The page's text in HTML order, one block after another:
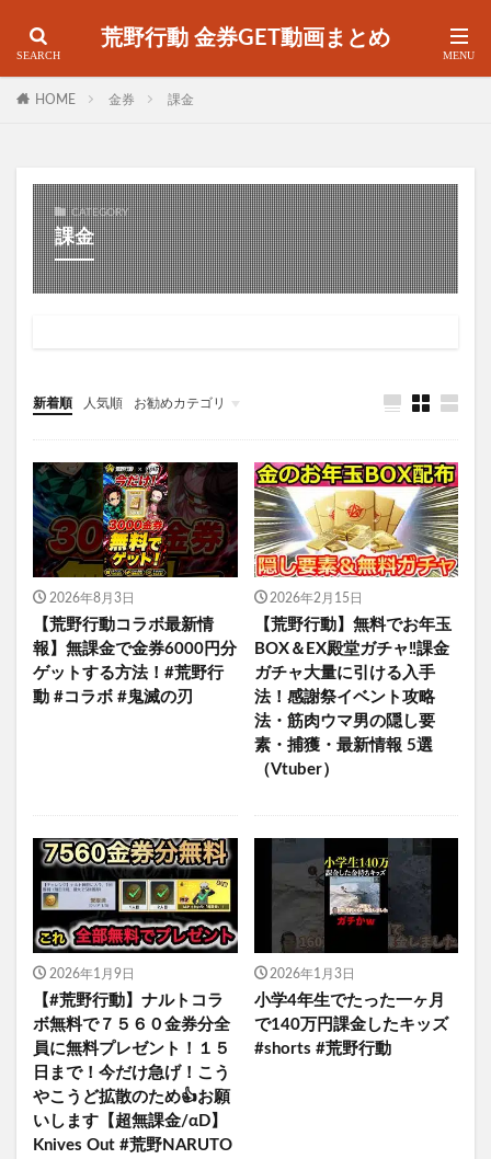
荒野行動 金券GET動画まとめ
HOME 金券 課金
CATEGORY
課金
新着順 人気順 お勧めカテゴリ
金券
2026年8月3日
【荒野行動コラボ最新情
報】無課金で金券6000円分
ゲットする方法！#荒野行
動 #コラボ #鬼滅の刃
2026年2月15日
【荒野行動】無料でお年玉
BOX＆EX殿堂ガチャ‼課金
ガチャ大量に引ける入手
法！感謝祭イベント攻略
法・筋肉ウマ男の隠し要
素・捕獲・最新情報 5選
（Vtuber）
2026年1月9日
【#荒野行動】ナルトコラ
ボ無料で７５６０金券分全
員に無料プレゼント！１５
日まで！今だけ急げ！こう
やこうど拡散のため👍お願
いします【超無課金/αD】
Knives Out #荒野NARUTO
2026年1月3日
小学4年生でたった一ヶ月
で140万円課金したキッズ
#shorts #荒野行動